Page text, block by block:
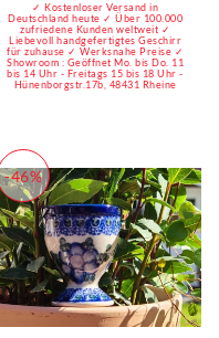
✓ Kostenloser Versand in
Deutschland heute ✓ Über 100.000
zufriedene Kunden weltweit ✓
Liebevoll handgefertigtes Geschirr
für zuhause ✓ Werksnahe Preise ✓
Showroom : Geöffnet Mo. bis Do. 11
bis 14 Uhr - Freitags 15 bis 18 Uhr -
Hünenborgstr.17b, 48431 Rheine
-46%